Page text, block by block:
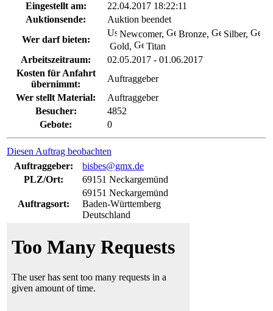
Eingestellt am:
22.04.2017 18:22:11
Auktionsende:
Auktion beendet
Wer darf bieten:
Newcomer, Bronze,
Silber,
Gold,
Titan
Arbeitszeitraum:
02.05.2017 - 01.06.2017
Kosten für Anfahrt
übernimmt:
Auftraggeber
Wer stellt Material:
Auftraggeber
Besucher:
4852
Gebote:
0
Diesen Auftrag beobachten
Auftraggeber:
bisbes@gmx.de
PLZ/Ort:
69151 Neckargemünd
Auftragsort:
69151 Neckargemünd
Baden-Württemberg
Deutschland